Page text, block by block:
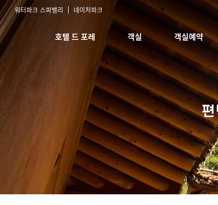
워터파크 스파밸리 네이처파크
호텔 드 포레 객실
스탠다드 침대
스탠다드 한실
한실취사형
스위트
객실예약
실시간예약
예약확인